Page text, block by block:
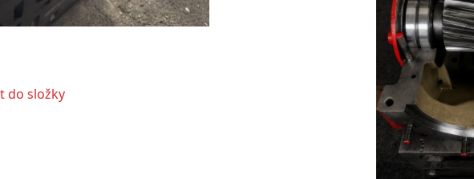
do složky